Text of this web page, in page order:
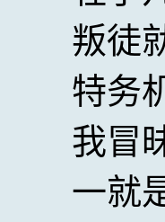
叛徒
特务
我冒
一就